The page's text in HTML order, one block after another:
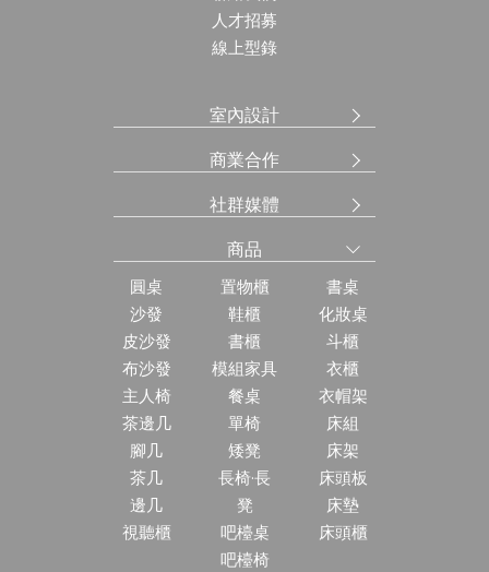
人才招募
線上型錄
室內設計
商業合作
社群媒體
商品
圓桌
沙發
皮沙發
布沙發
主人椅
茶邊几
腳几
茶几
邊几
視聽櫃
置物櫃
鞋櫃
書櫃
模組家具
餐桌
單椅
矮凳
長椅·長
凳
吧檯桌
吧檯椅
書桌
化妝桌
斗櫃
衣櫃
衣帽架
床組
床架
床頭板
床墊
床頭櫃